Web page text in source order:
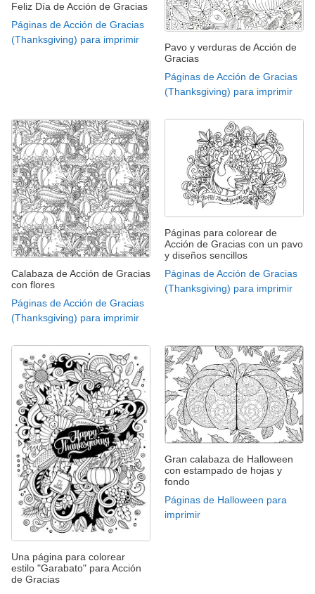
Feliz Día de Acción de Gracias
Páginas de Acción de Gracias
(Thanksgiving) para imprimir
Pavo y verduras de Acción de
Gracias
Páginas de Acción de Gracias
(Thanksgiving) para imprimir
Calabaza de Acción de Gracias
con flores
Páginas de Acción de Gracias
(Thanksgiving) para imprimir
Páginas para colorear de
Acción de Gracias con un pavo
y diseños sencillos
Páginas de Acción de Gracias
(Thanksgiving) para imprimir
Una página para colorear
estilo "Garabato" para Acción
de Gracias
Gran calabaza de Halloween
con estampado de hojas y
fondo
Páginas de Halloween para
imprimir